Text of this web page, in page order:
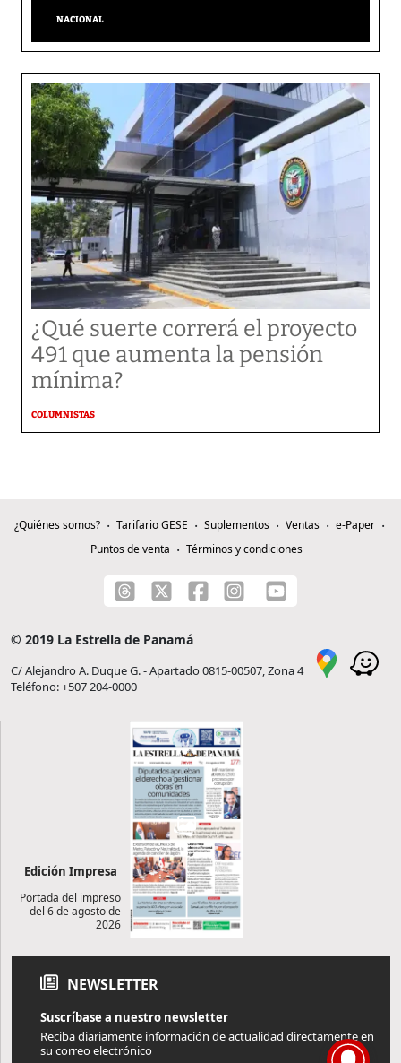
NACIONAL
¿Qué suerte correrá el proyecto
491 que aumenta la pensión
mínima?
COLUMNISTAS
¿Quiénes somos? Tarifario GESE Suplementos Ventas
e-Paper
Puntos de venta
Términos y condiciones
© 2019 La Estrella de Panamá
C/ Alejandro A. Duque G. - Apartado 0815-00507, Zona 4
Teléfono: +507 204-0000
Edición Impresa
Portada del impreso
del 6 de agosto de
2026
NEWSLETTER
Suscríbase a nuestro newsletter
Reciba diariamente información de actualidad directamente en
su correo electrónico